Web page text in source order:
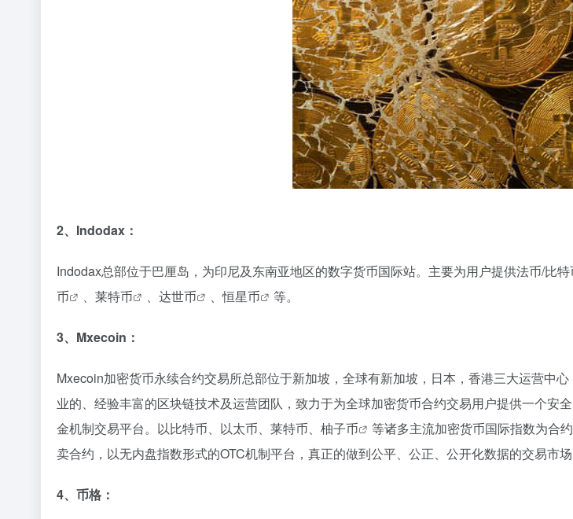
2、Indodax：
Indodax总部位于巴厘岛，为印尼及东南亚地区的数字货币国际站。主要为用户提供法币/比特
币
、 莱特币 、 达世币 、恒星币 等。
3、Mxecoin：
Mxecoin加密货币永续合约交易所总部位于新加坡，全球有新加坡，日本，香港三大运营中
业的、经验丰富的区块链技术及运营团队，致力于为全球加密货币合约交易用户提供一个
金机制交易平台。以比特币、以太币、莱特币、 柚子币
等诸多主流加密货币国际指数为合
卖合约，以无内盘指数形式的OTC机制平台，真正的做到公平、公正、公开化数据的交易市场
4、币格：